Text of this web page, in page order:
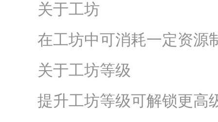
关于工坊
在工坊中可消耗一定资源
关于工坊等级
提升工坊等级可解锁更高